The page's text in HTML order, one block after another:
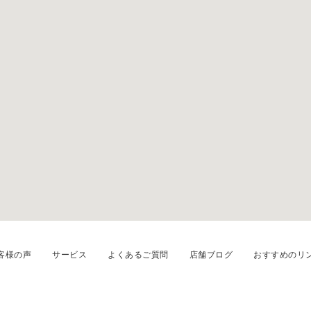
様の声 サービス よくあるご質問 店舗ブログ おすすめのリ